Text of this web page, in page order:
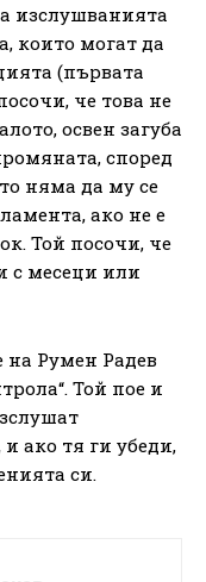
изслушванията
които могат да
(първата
че това не
освен загуба
според
няма да му се
ако не е
Той посочи, че
с месеци или
на Румен Радев
Той пое и
ако тя ги убеди,
си.